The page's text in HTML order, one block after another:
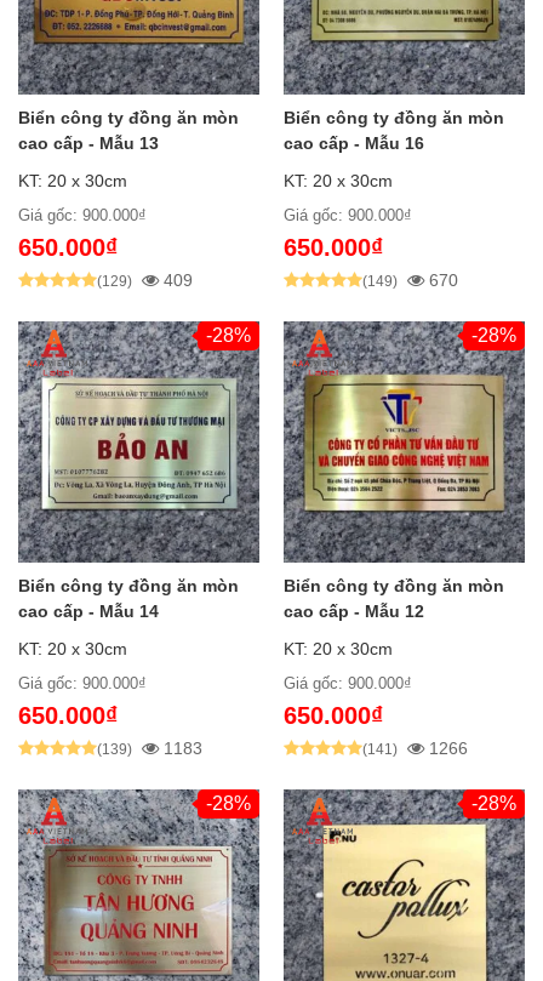
Biển công ty đồng ăn mòn
cao cấp - Mẫu 13
KT: 20 x 30cm
Giá gốc: 900.000₫
650.000₫
(129) 409
Biển công ty đồng ăn mòn
cao cấp - Mẫu 16
KT: 20 x 30cm
Giá gốc: 900.000₫
650.000₫
(149) 670
-28%
Biển công ty đồng ăn mòn
cao cấp - Mẫu 14
KT: 20 x 30cm
Giá gốc: 900.000₫
650.000₫
(139) 1183
-28%
Biển công ty đồng ăn mòn
cao cấp - Mẫu 12
KT: 20 x 30cm
Giá gốc: 900.000₫
650.000₫
(141) 1266
-28% -28%